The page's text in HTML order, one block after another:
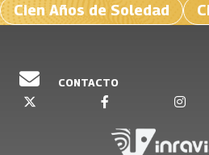
Cien Años de Soledad
CONTACTO